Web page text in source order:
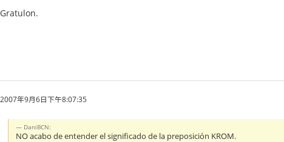
Gratulon.
2007年9月6日下午8:07:35
DaniBCN:
NO acabo de entender el significado de la preposición KROM.